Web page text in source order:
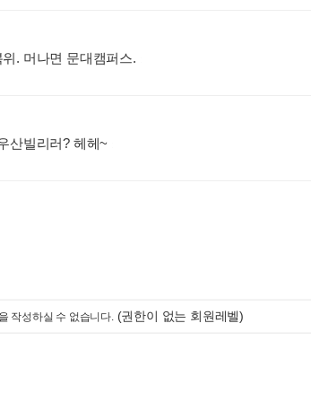
. 머나면 문대캠퍼스.
산빌리러? 헤헤~
작성하실 수 없습니다. (권한이 없는 회원레벨)